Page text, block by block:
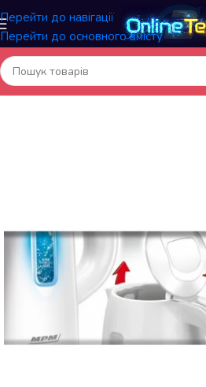
Перейти до навігації
Перейти до основного вмісту
Головна/Побутова техніка/Техніка